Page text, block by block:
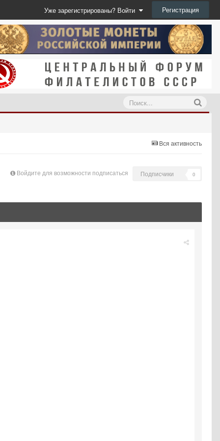
Уже зарегистрированы? Войти Регистрация
Вся активность
Войдите для возможности подписаться Подписчики 0